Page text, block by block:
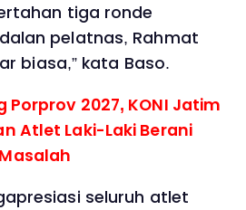
tiga ronde
pelatnas, Rahmat
biasa,” kata Baso.
Porprov 2027, KONI Jatim
Atlet Laki-Laki Berani
seluruh atlet